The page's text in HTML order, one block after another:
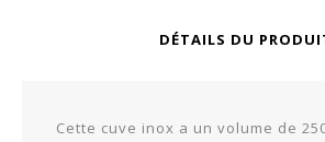
DÉTAILS DU
Cette cuve inox a un volume de